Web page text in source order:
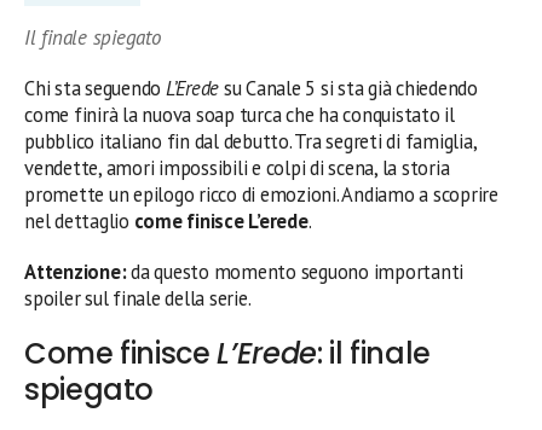
Il finale spiegato
Chi sta seguendo L’Eredesu Canale 5 si sta già chiedendo
come finirà la nuova soap turca che ha conquistato il
pubblico italiano fin dal debutto. Tra segreti di famiglia,
vendette, amori impossibili e colpi di scena, la storia
promette un epilogo ricco di emozioni. Andiamo a scoprire
nel dettaglio come finisce L’erede.
Attenzione:da questo momento seguono importanti
spoiler sul finale della serie.
Come finisceL’Erede: il finale
spiegato